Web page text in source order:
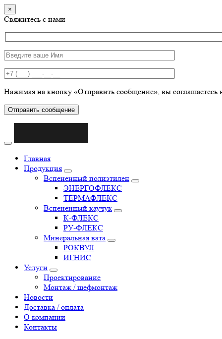
×
Свяжитесь с нами
Нажимая на кнопку «Отправить сообщение», вы соглашаетесь
Отправить сообщение
Главная
Продукция
Вспененный полиэтилен
ЭНЕРГОФЛЕКС
ТЕРМАФЛЕКС
Вспененный каучук
К-ФЛЕКС
РУ-ФЛЕКС
Минеральная вата
РОКВУЛ
ИГНИС
Услуги
Проектирование
Монтаж / шефмонтаж
Новости
Доставка / оплата
О компании
Контакты